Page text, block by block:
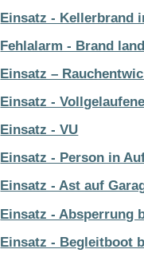
Einsatz - Kellerbrand
Fehlalarm - Brand
Einsatz –
Einsatz -
Einsatz - VU
Einsatz - Person in
Einsatz - Ast auf
Einsatz - Absperrung
Einsatz - Begleitboot